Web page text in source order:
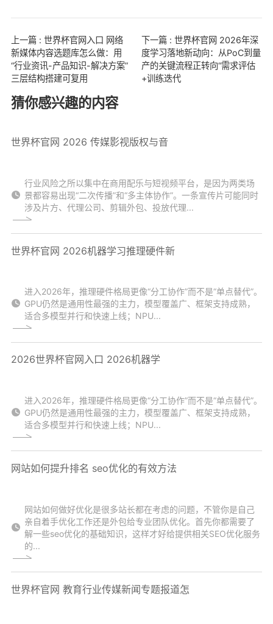
上一篇 : 世界杯官网入口 网络
新媒体内容选题库怎么做：用
“行业资讯-产品知识-解决方案”
三层结构搭建可复用
下一篇 : 世界杯官网 2026年深
度学习落地新动向：从PoC到量
产的关键流程正转向“需求评估
+训练迭代
猜你感兴趣的内容
世界杯官网 2026 传媒影视版权与音
行业风险之所以集中在商用配乐与短视频平台，是因为两类场
景都容易出现“二次传播”和“多主体协作”。一条宣传片可能同时
涉及片方、代理公司、剪辑外包、投放代理...
世界杯官网 2026机器学习推理硬件新
进入2026年，推理硬件格局更像“分工协作”而不是“单点替代”。
GPU仍然是通用性最强的主力，模型覆盖广、框架支持成熟，
适合多模型并行和快速上线；NPU...
2026世界杯官网入口 2026机器学
进入2026年，推理硬件格局更像“分工协作”而不是“单点替代”。
GPU仍然是通用性最强的主力，模型覆盖广、框架支持成熟，
适合多模型并行和快速上线；NPU...
网站如何提升排名 seo优化的有效方法
网站如何做好优化是很多站长都在考虑的问题，不管你是自己
亲自着手优化工作还是外包给专业团队优化。首先你都需要了
解一些seo优化的基础知识，这样才好给提供相关SEO优化服务
的...
世界杯官网 教育行业传媒新闻专题报道怎